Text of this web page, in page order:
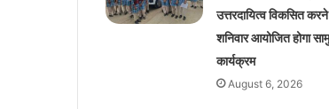
उत्तरदायित्व विकसित
शनिवार आयोजित होगा
कार्यक्रम
August 6, 2026